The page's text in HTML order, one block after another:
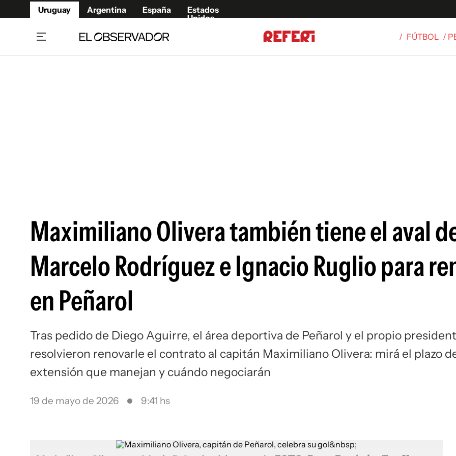
Uruguay Argentina España
Estados
Unidos
/ FÚTBOL /
Maximiliano Olivera también tiene el aval
Marcelo Rodríguez e Ignacio Ruglio para
en Peñarol
Tras pedido de Diego Aguirre, el área deportiva de Peñarol y el propio
resolvieron renovarle el contrato al capitán Maximiliano Olivera: mirá el plazo
extensión que manejan y cuándo negociarán
19 de mayo de 2026 9:41 hs